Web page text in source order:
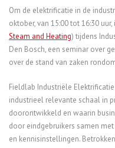
Om de elektrificatie in de
oktober, van 15:00 tot 16:30
Steam and Heating) tijdens
Den Bosch, een seminar over
over de stand van zaken
Fieldlab Industriële
industrieel relevante schaal in
doorontwikkeld en waarin
door eindgebruikers samen
en kennisinstellingen.